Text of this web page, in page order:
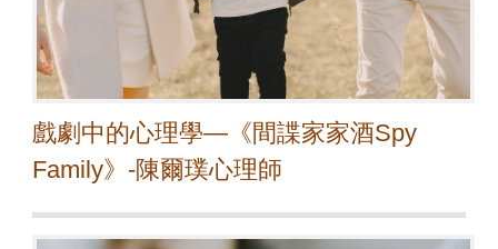
戲劇中的心理學—《間諜家家酒Spy
Family》-陳爾璞心理師